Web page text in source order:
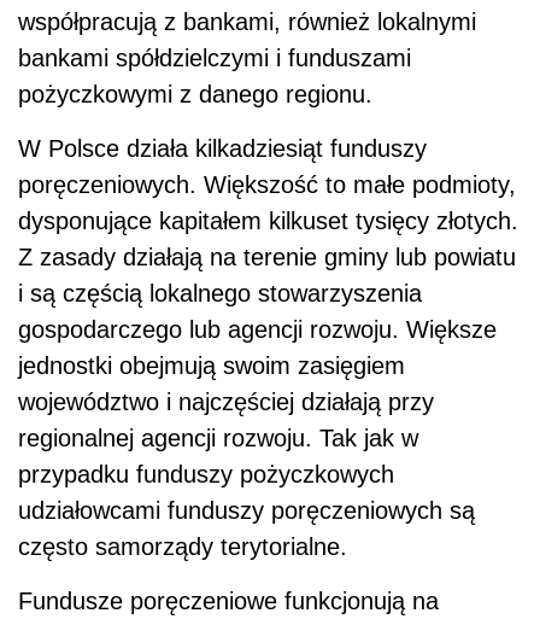
współpracują z bankami, również lokalnymi
bankami spółdzielczymi i funduszami
pożyczkowymi z danego regionu.
W Polsce działa kilkadziesiąt funduszy
poręczeniowych. Większość to małe podmioty,
dysponujące kapitałem kilkuset tysięcy złotych.
Z zasady działają na terenie gminy lub powiatu
i są częścią lokalnego stowarzyszenia
gospodarczego lub agencji rozwoju. Większe
jednostki obejmują swoim zasięgiem
województwo i najczęściej działają przy
regionalnej agencji rozwoju. Tak jak w
przypadku funduszy pożyczkowych
udziałowcami funduszy poręczeniowych są
często samorządy terytorialne.
Fundusze poręczeniowe funkcjonują na